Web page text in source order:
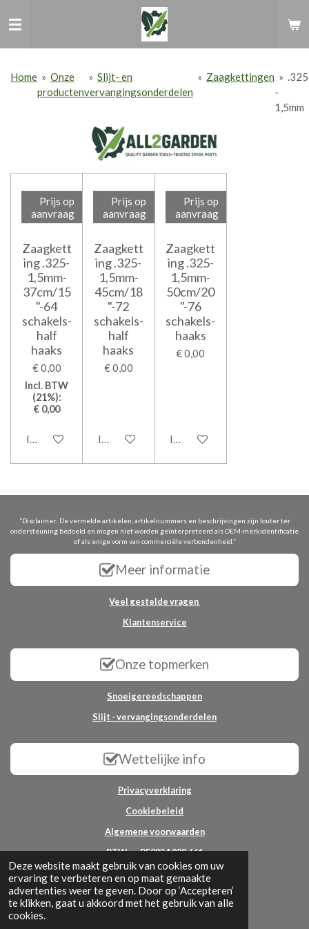
Deze website maakt gebruik van cookies om uw
ervaring te verbeteren en op maat gemaakte
advertenties weer te geven. Door op ‘Accepteren’
te klikken, gaat u akkoord met het gebruik van alle
cookies.
direct
hoofdinhoud
Home » Onze
producten
» Slijt- en
vervangingsonderdelen
» Zaagkettingen » .325
-
1,5mm
Prijs op
aanvraag
Zaagkett
ing .325-
1,5mm-
37cm/15
"-64
schakels-
half
haaks
€ 0,00
Incl. BTW
(21%):
€ 0,00
In winkelwagen
Prijs op
aanvraag
Zaagkett
ing .325-
1,5mm-
45cm/18
"-72
schakels-
half
haaks
€ 0,00
In winkelwagen
Prijs op
aanvraag
Zaagkett
ing .325-
1,5mm-
50cm/20
"-76
schakels-
haaks
€ 0,00
In winkelwagen
“Disclaimer: De vermelde artikelen, artikelnummers en beschrijvingen zijn louter ter
ondersteuning bedoeld en mogen niet worden geïnterpreteerd als OEM-merkidentificatie
of als enige vorm van commerciële verbondenheid.”
Meer informatie
Veel gestelde vragen
Klantenservice
Onze topmerken
Snoeigereedschappen
Slijt - vervangingsonderdelen
Wettelijke info
Privacyverklaring
Cookiebeleid
Algemene voorwaarden
BTW nr: BE0824.988.661
© 2025 - 2026 All2garden
Powered byJouwWeb